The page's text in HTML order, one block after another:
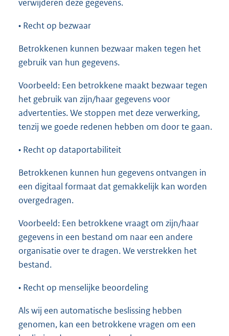
verwijderen deze gegevens.
• Recht op bezwaar
Betrokkenen kunnen bezwaar maken tegen het
gebruik van hun gegevens.
Voorbeeld: Een betrokkene maakt bezwaar tegen
het gebruik van zijn/haar gegevens voor
advertenties. We stoppen met deze verwerking,
tenzij we goede redenen hebben om door te gaan.
• Recht op dataportabiliteit
Betrokkenen kunnen hun gegevens ontvangen in
een digitaal formaat dat gemakkelijk kan worden
overgedragen.
Voorbeeld: Een betrokkene vraagt om zijn/haar
gegevens in een bestand om naar een andere
organisatie over te dragen. We verstrekken het
bestand.
• Recht op menselijke beoordeling
Als wij een automatische beslissing hebben
genomen, kan een betrokkene vragen om een